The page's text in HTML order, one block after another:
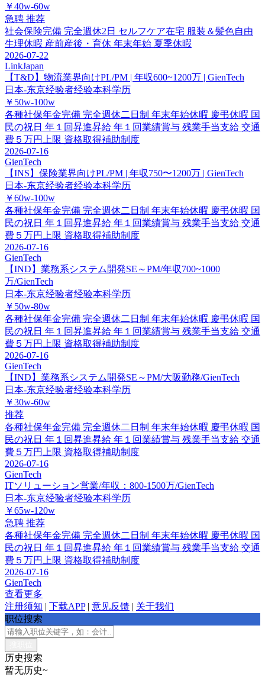
￥40w-60w
急聘 推荐
社会保険完備 完全週休2日 セルフケア在宅 服装＆髪色自由
生理休暇 産前産後・育休 年末年始 夏季休暇
2026-07-22
LinkJapan
【T&D】物流業界向けPL/PM | 年収600~1200万 | GienTech
日本-东京经验者经验本科学历
￥50w-100w
各種社保年金完備 完全週休二日制 年末年始休暇 慶弔休暇 国
民の祝日 年１回昇進昇給 年１回業績賞与 残業手当支給 交通
費５万円上限 資格取得補助制度
2026-07-16
GienTech
【INS】保険業界向けPL/PM | 年収750〜1200万 | GienTech
日本-东京经验者经验本科学历
￥60w-100w
各種社保年金完備 完全週休二日制 年末年始休暇 慶弔休暇 国
民の祝日 年１回昇進昇給 年１回業績賞与 残業手当支給 交通
費５万円上限 資格取得補助制度
2026-07-16
GienTech
【IND】業務系システム開発SE～PM/年収700~1000
万/GienTech
日本-东京经验者经验本科学历
￥50w-80w
各種社保年金完備 完全週休二日制 年末年始休暇 慶弔休暇 国
民の祝日 年１回昇進昇給 年１回業績賞与 残業手当支給 交通
費５万円上限 資格取得補助制度
2026-07-16
GienTech
【IND】業務系システム開発SE～PM/大阪勤務/GienTech
日本-东京经验者经验本科学历
￥30w-60w
推荐
各種社保年金完備 完全週休二日制 年末年始休暇 慶弔休暇 国
民の祝日 年１回昇進昇給 年１回業績賞与 残業手当支給 交通
費５万円上限 資格取得補助制度
2026-07-16
GienTech
ITソリューション営業/年収：800-1500万/GienTech
日本-东京经验者经验本科学历
￥65w-120w
急聘 推荐
各種社保年金完備 完全週休二日制 年末年始休暇 慶弔休暇 国
民の祝日 年１回昇進昇給 年１回業績賞与 残業手当支給 交通
費５万円上限 資格取得補助制度
2026-07-16
GienTech
查看更多
注册须知 | 下载APP | 意见反馈 | 关于我们
职位搜索
历史搜索
暂无历史~